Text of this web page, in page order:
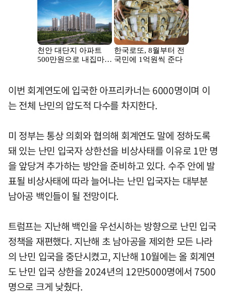
이번 회계연도에 입국한 아프리카너는 6000명이며 이
는 전체 난민의 압도적 다수를 차지한다.
미 정부는 통상 의회와 협의해 회계연도 말에 정하도록
돼 있는 난민 입국자 상한선을 비상사태를 이유로 1만 명
을 앞당겨 추가하는 방안을 준비하고 있다. 수주 안에 발
표될 비상사태에 따라 늘어나는 난민 입국자는 대부분
남아공 백인들이 될 전망이다.
트럼프는 지난해 백인을 우선시하는 방향으로 난민 입국
정책을 재편했다. 지난해 초 남아공을 제외한 모든 나라
의 난민 입국을 중단시켰고, 지난해 10월에는 올 회계연
도 난민 입국 상한을 2024년의 12만5000명에서 7500
명으로 크게 낮췄다.